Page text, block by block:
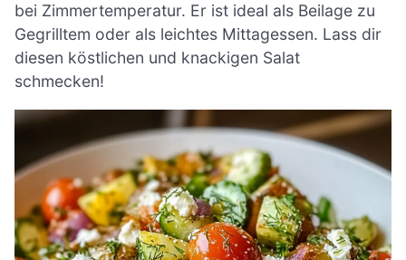
bei Zimmertemperatur. Er ist ideal als Beilage zu
Gegrilltem oder als leichtes Mittagessen. Lass dir
diesen köstlichen und knackigen Salat
schmecken!